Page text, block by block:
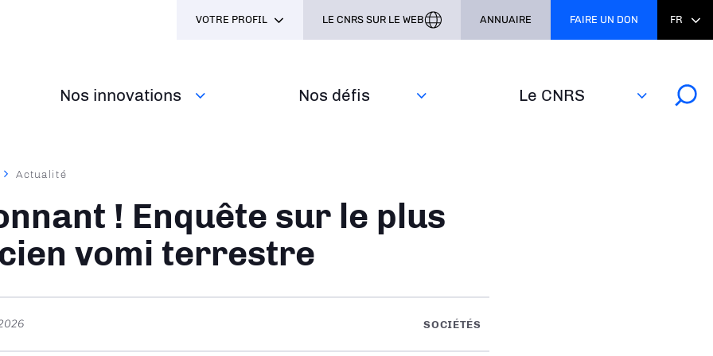
Nos innovations Nos défis‎ Le CNRS
VOTRE PROFIL LE CNRS SUR LE WEB ANNUAIRE FAIRE UN DON FR
Actualité
! Enquête sur le plus
vomi terrestre
SOCIÉTÉS